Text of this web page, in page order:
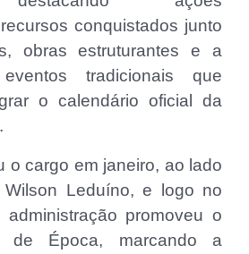
conquistados junto
obras estruturantes e a
tradicionais que
o calendário oficial da
o cargo em janeiro, ao lado
Wilson Leduíno, e logo no
promoveu o
de Época, marcando a